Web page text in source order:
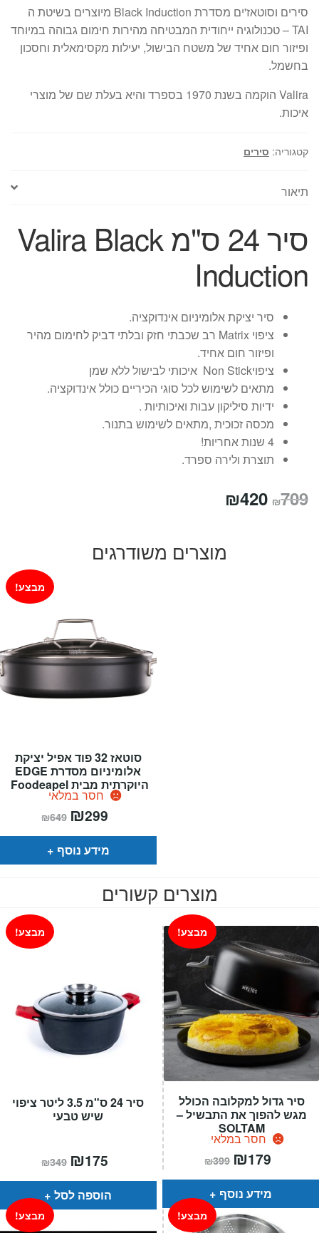
סירים וסוטאז'ים מסדרת Black Induction מיוצרים בשיטת ה
TAI – טכנולוגיה ייחודית המבטיחה מהירות חימום גבוהה במיוחד
ופיזור חום אחיד של משטח הבישול, יעילות מקסימאלית וחסכון
בחשמל.
Valira הוקמה בשנת 1970 בספרד והיא בעלת שם של מוצרי
איכות.
קטגוריה: סירים
תיאור
סיר 24 ס"מ Valira Black
Induction
סיר יציקת אלומיניום אינדוקציה.
ציפוי Matrix רב שכבתי חזק ובלתי דביק לחימום מהיר
ופיזור חום אחיד.
ציפויNon Stick איכותי לבישול ללא שמן
מתאים לשימוש לכל סוגי הכיריים כולל אינדוקציה.
ידיות סיליקון עבות ואיכותיות .
מכסה זכוכית ,מתאים לשימוש בתנור.
4 שנות אחריות!
תוצרת ולירה ספרד.
₪709 המחיר
₪420
הוא:
מוצרים משודרגים
סוטאז 32 פוד אפיל יציקת
אלומיניום מסדרת EDGE
היוקרתית מבית Foodeapel
חסר במלאי
מבצע!
₪649 המחיר
המקורי
היה:
₪649.
₪299
הוא:
מידע נוסף
מוצרים קשורים
סיר 24 ס"מ 3.5 ליטר ציפוי
שיש טבעי
מבצע!
₪349 המחיר
המקורי
היה:
₪349.
₪175
הוא:
הוספה לסל
סיר גדול למקלובה הכולל
מגש להפוך את התבשיל –
SOLTAM
חסר במלאי
מבצע!
₪399 המחיר
המקורי
היה:
₪399.
₪179
הוא:
מידע נוסף
מבצע! מבצע!